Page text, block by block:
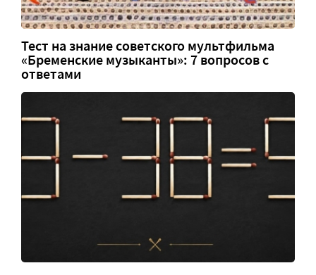
Тест на знание советского мультфильма
«Бременские музыканты»: 7 вопросов с
ответами